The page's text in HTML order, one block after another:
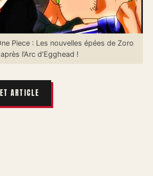
Piece : Les nouvelles épées de Zoro
après l’Arc d’Egghead !
ARTICLE